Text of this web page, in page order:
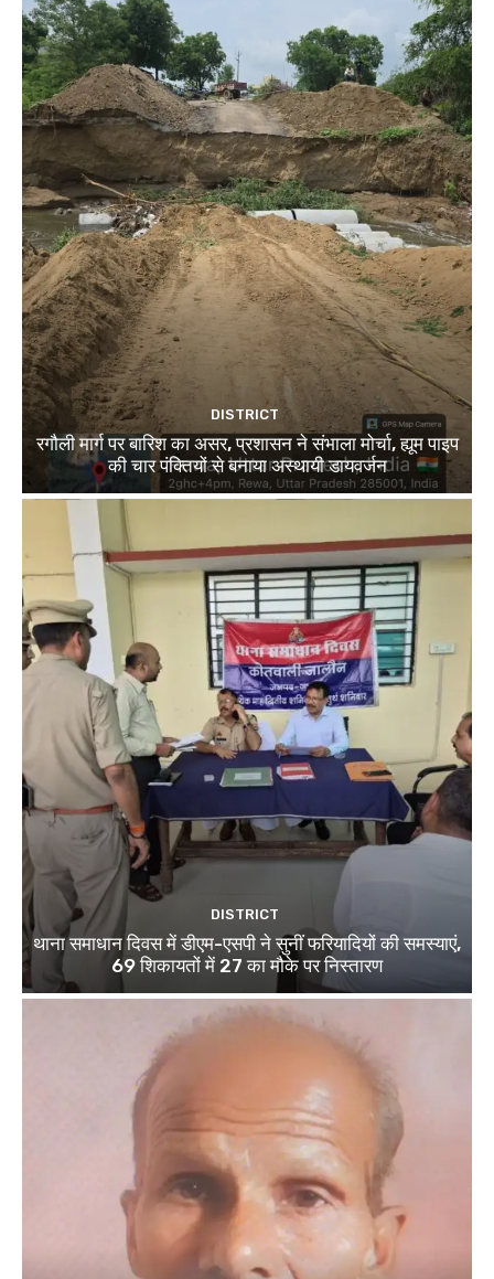
DISTRICT
रगौली मार्ग पर बारिश का असर, प्रशासन ने संभाला मोर्चा, ह्यूम पाइप
की चार पंक्तियों से बनाया अस्थायी डायवर्जन
DISTRICT
थाना समाधान दिवस में डीएम-एसपी ने सुनीं फरियादियों की समस्याएं,
69 शिकायतों में 27 का मौके पर निस्तारण